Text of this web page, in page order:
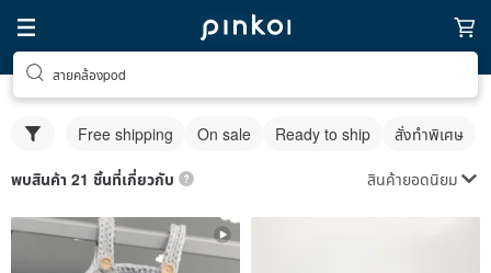
สายคล้องpod
Free shipping On sale Ready to ship สั่งทำพิเศษ
พบสินค้า 21 ชิ้นที่เกี่ยวกับ สินค้ายอดนิยม